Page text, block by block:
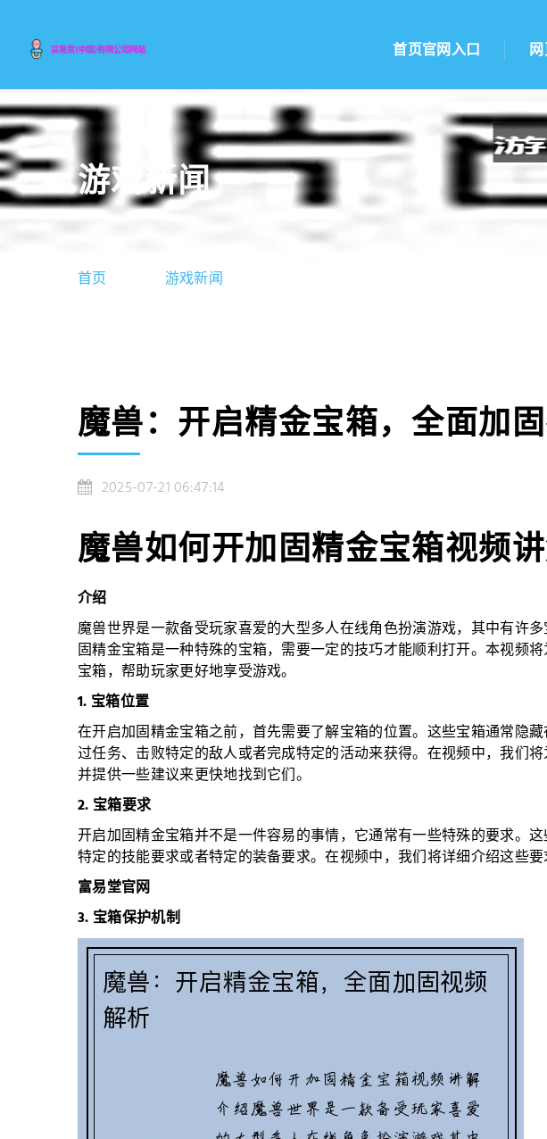
首页官网入口
游戏新闻
首页 游戏新闻
魔兽：开启精金宝箱，全面加
2025-07-21 06:47:14
魔兽如何开加固精金宝箱视频
介绍
魔兽世界是一款备受玩家喜爱的大型多人在线角色扮演游戏，其中有许
固精金宝箱是一种特殊的宝箱，需要一定的技巧才能顺利打开。本视频
宝箱，帮助玩家更好地享受游戏。
1. 宝箱位置
在开启加固精金宝箱之前，首先需要了解宝箱的位置。这些宝箱通常隐
过任务、击败特定的敌人或者完成特定的活动来获得。在视频中，我们将
并提供一些建议来更快地找到它们。
2. 宝箱要求
开启加固精金宝箱并不是一件容易的事情，它通常有一些特殊的要求。这
特定的技能要求或者特定的装备要求。在视频中，我们将详细介绍这些要
富易堂官网
3. 宝箱保护机制